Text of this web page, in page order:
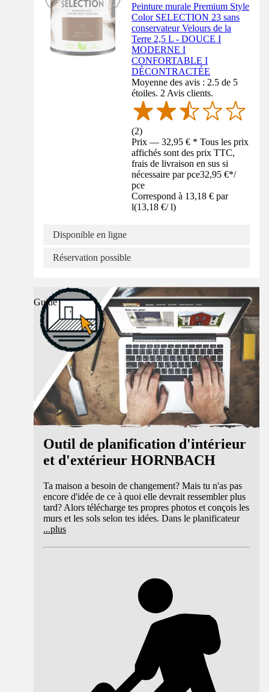
Peinture murale Premium Style
Color SELECTION 23 sans
conservateur Velours de la
Terre 2,5 L - DOUCE I
MODERNE I
CONFORTABLE I
DÉCONTRACTÉE
Moyenne des avis : 2.5 de 5
étoiles. 2 Avis clients.
(2)
Prix — 32,95 € * Tous les prix
affichés sont des prix TTC,
frais de livraison en sus si
nécessaire par pce32,95 €*/
pce
Correspond à 13,18 € par
l(13,18 €/ l)
Disponible en ligne
Réservation possible
Guide
Outil de planification d'intérieur
et d'extérieur HORNBACH
Ta maison a besoin de changement? Mais tu n'as pas
encore d'idée de ce à quoi elle devrait ressembler plus
tard? Alors télécharge tes propres photos et conçois les
murs et les sols selon tes idées. Dans le planificateur
...plus